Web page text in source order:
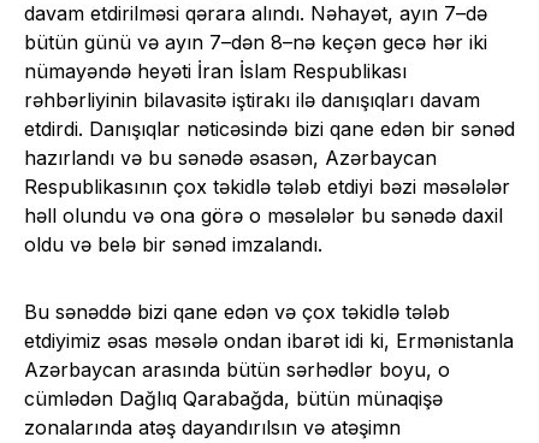
davam etdirilməsi qərara alındı. Nəhayət, ayın 7–də
bütün günü və ayın 7–dən 8–nə keçən gecə hər iki
nümayəndə heyəti İran İslam Respublikası
rəhbərliyinin bilavasitə iştirakı ilə danışıqları davam
etdirdi. Danışıqlar nəticəsində bizi qane edən bir sənəd
hazırlandı və bu sənədə əsasən, Azərbaycan
Respublikasının çox təkidlə tələb etdiyi bəzi məsələlər
həll olundu və ona görə o məsələlər bu sənədə daxil
oldu və belə bir sənəd imzalandı.
Bu sənəddə bizi qane edən və çox təkidlə tələb
etdiyimiz əsas məsələ ondan ibarət idi ki, Ermənistanla
Azərbaycan arasında bütün sərhədlər boyu, o
cümlədən Dağlıq Qarabağda, bütün münaqişə
zonalarında atəş dayandırılsın və atəşimn